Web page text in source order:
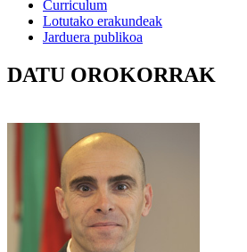
Curriculum
Lotutako erakundeak
Jarduera publikoa
DATU OROKORRAK